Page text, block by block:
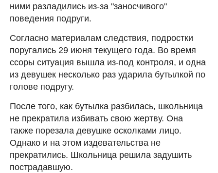
ними разладились из-за "заносчивого"
поведения подруги.
Согласно материалам следствия, подростки
поругались 29 июня текущего года. Во время
ссоры ситуация вышла из-под контроля, и одна
из девушек несколько раз ударила бутылкой по
голове подругу.
После того, как бутылка разбилась, школьница
не прекратила избивать свою жертву. Она
также порезала девушке осколками лицо.
Однако и на этом издевательства не
прекратились. Школьница решила задушить
пострадавшую.